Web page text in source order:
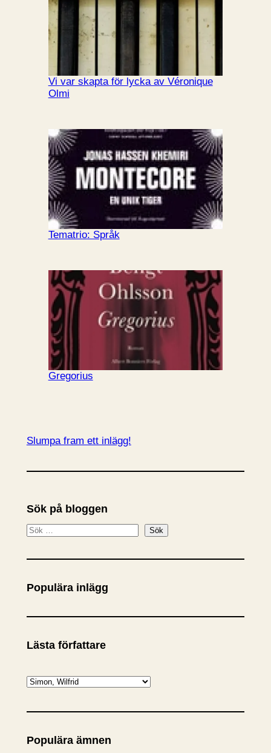
Vi var skapta för lycka av Véronique
Olmi
Tematrio: Språk
Gregorius
Slumpa fram ett inlägg!
Sök på bloggen
S
k
Sök
Populära inlägg
Lästa författare
K
t
g
Populära ämnen